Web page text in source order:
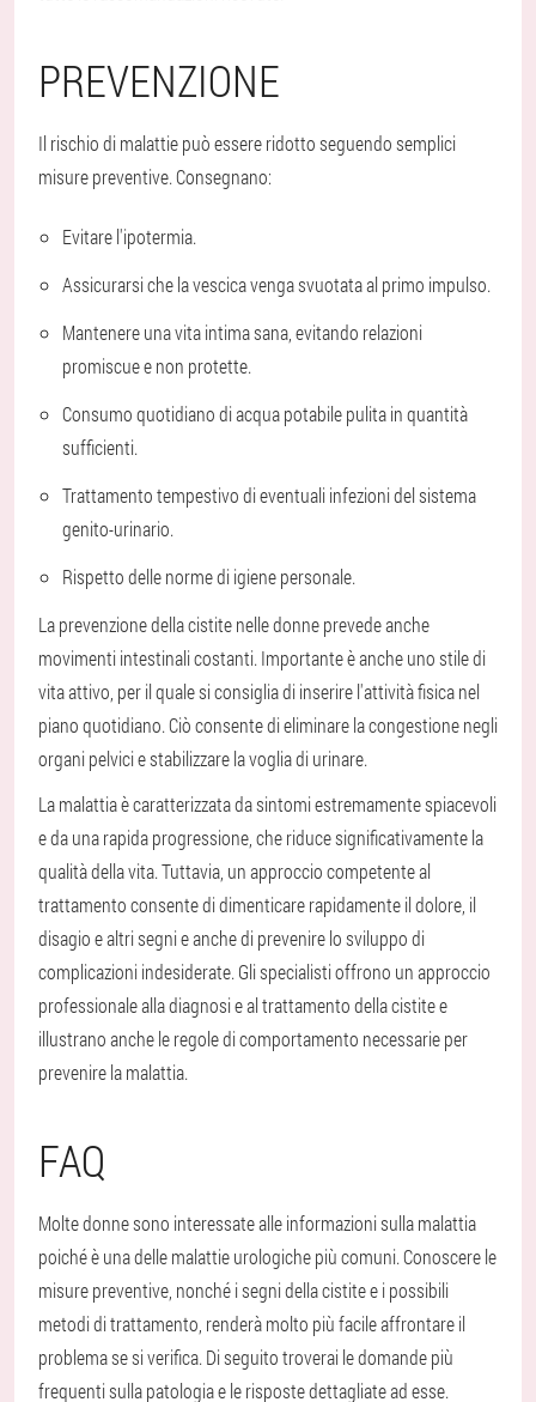
PREVENZIONE
Il rischio di malattie può essere ridotto seguendo semplici
misure preventive. Consegnano:
Evitare l'ipotermia.
Assicurarsi che la vescica venga svuotata al primo impulso.
Mantenere una vita intima sana, evitando relazioni
promiscue e non protette.
Consumo quotidiano di acqua potabile pulita in quantità
sufficienti.
Trattamento tempestivo di eventuali infezioni del sistema
genito-urinario.
Rispetto delle norme di igiene personale.
La prevenzione della cistite nelle donne prevede anche
movimenti intestinali costanti. Importante è anche uno stile di
vita attivo, per il quale si consiglia di inserire l'attività fisica nel
piano quotidiano. Ciò consente di eliminare la congestione negli
organi pelvici e stabilizzare la voglia di urinare.
La malattia è caratterizzata da sintomi estremamente spiacevoli
e da una rapida progressione, che riduce significativamente la
qualità della vita. Tuttavia, un approccio competente al
trattamento consente di dimenticare rapidamente il dolore, il
disagio e altri segni e anche di prevenire lo sviluppo di
complicazioni indesiderate. Gli specialisti offrono un approccio
professionale alla diagnosi e al trattamento della cistite e
illustrano anche le regole di comportamento necessarie per
prevenire la malattia.
FAQ
Molte donne sono interessate alle informazioni sulla malattia
poiché è una delle malattie urologiche più comuni. Conoscere le
misure preventive, nonché i segni della cistite e i possibili
metodi di trattamento, renderà molto più facile affrontare il
problema se si verifica. Di seguito troverai le domande più
frequenti sulla patologia e le risposte dettagliate ad esse.